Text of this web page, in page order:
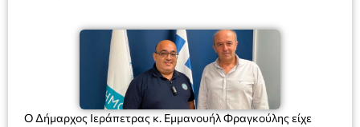
Ο Δήμαρχος Ιεράπετρας κ. Εμμανουήλ Φραγκούλης είχε